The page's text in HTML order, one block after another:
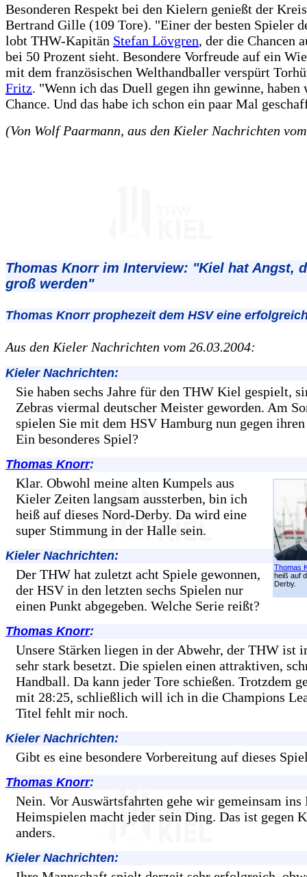
Besonderen Respekt bei den Kielern genießt der
Bertrand Gille (109 Tore). "Einer der besten Spieler
lobt THW-Kapitän Stefan Lövgren, der die Chancen
bei 50 Prozent sieht. Besondere Vorfreude auf ein
mit dem französischen Welthandballer verspürt
Fritz. "Wenn ich das Duell gegen ihn gewinne, haben
Chance. Und das habe ich schon ein paar Mal
(Von Wolf Paarmann, aus den Kieler Nachrichten
Thomas Knorr im Interview: "Kiel hat Angst,
groß werden"
Thomas Knorr prophezeit dem HSV eine
Aus den Kieler Nachrichten vom 26.03.2004:
Kieler Nachrichten:
Sie haben sechs Jahre für den THW Kiel gespielt,
Zebras viermal deutscher Meister geworden. Am
spielen Sie mit dem HSV Hamburg nun gegen
Ein besonderes Spiel?
Thomas Knorr:
Thomas
heiß auf
Derby.
Klar. Obwohl meine alten Kumpels aus
Kieler Zeiten langsam aussterben, bin ich
heiß auf dieses Nord-Derby. Da wird eine
super Stimmung in der Halle sein.
Kieler Nachrichten:
Der THW hat zuletzt acht Spiele gewonnen,
der HSV in den letzten sechs Spielen nur
einen Punkt abgegeben. Welche Serie reißt?
Thomas Knorr:
Unsere Stärken liegen in der Abwehr, der THW ist
sehr stark besetzt. Die spielen einen attraktiven,
Handball. Da kann jeder Tore schießen. Trotzdem
mit 28:25, schließlich will ich in die Champions
Titel fehlt mir noch.
Kieler Nachrichten:
Gibt es eine besondere Vorbereitung auf dieses
Thomas Knorr:
Nein. Vor Auswärtsfahrten gehe wir gemeinsam
Heimspielen macht jeder sein Ding. Das ist gegen
anders.
Kieler Nachrichten: